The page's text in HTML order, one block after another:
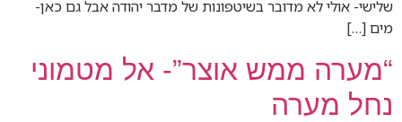
שלישי- אולי לא מדובר בשיטפונות של מדבר יהודה אבל גם כאן-
מים […]
“מערה ממש אוצר”- אל מטמוני
נחל מערה